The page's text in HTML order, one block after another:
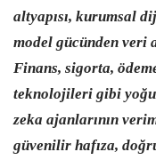
altyapısı, kurumsal
model gücünden veri
Finans, sigorta,
teknolojileri gibi
zeka ajanlarının
güvenilir hafıza,